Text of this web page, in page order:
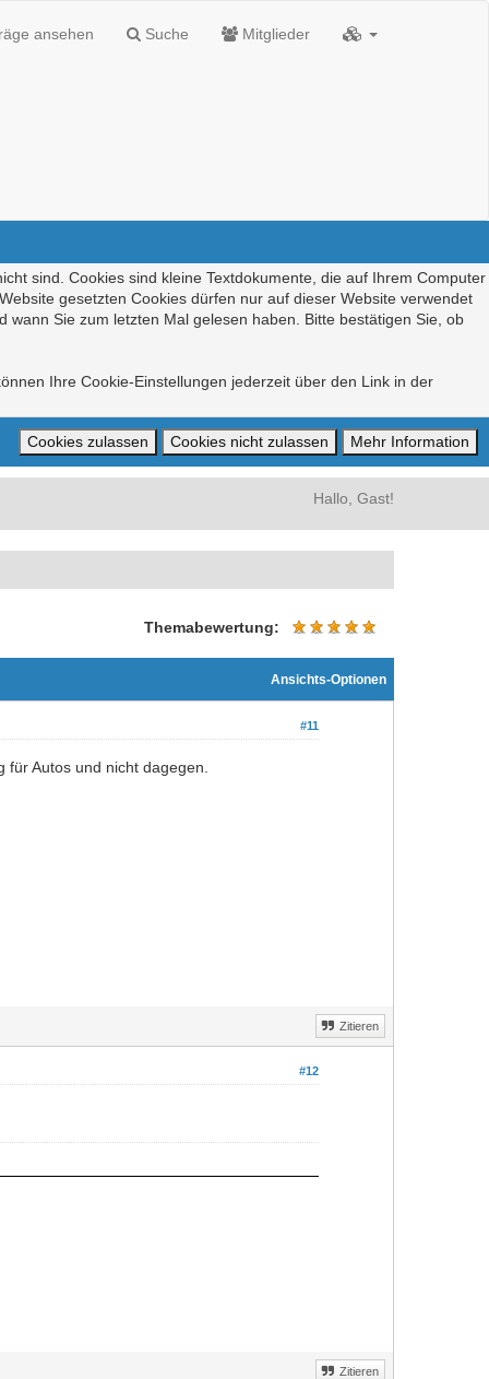
ansehen Suche Mitglieder
sind. Cookies sind kleine Textdokumente, die auf Ihrem Computer
gesetzten Cookies dürfen nur auf dieser Website verwendet
Sie zum letzten Mal gelesen haben. Bitte bestätigen Sie, ob
Ihre Cookie-Einstellungen jederzeit über den Link in der
Hallo, Gast!
Themabewertung:
Ansichts-Optionen
#11
Autos und nicht dagegen.
Zitieren
#12
Zitieren